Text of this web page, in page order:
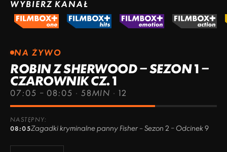
WYBIERZ KANAŁ
NA ŻYWO
ROBIN Z SHERWOOD – SEZON 1 –
CZAROWNIK CZ. 1
07:05 – 08:05 · 58MIN ·12
NASTĘPNY:
08:05Zagadki kryminalne panny Fisher – Sezon 2 – Odcinek 9